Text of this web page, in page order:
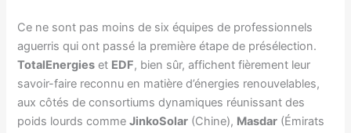
Ce ne sont pas moins de six équipes de professionnels
aguerris qui ont passé la première étape de présélection.
TotalEnergies et EDF, bien sûr, affichent fièrement leur
savoir-faire reconnu en matière d’énergies renouvelables,
aux côtés de consortiums dynamiques réunissant des
poids lourds commeJinkoSolar (Chine), Masdar (Émirats